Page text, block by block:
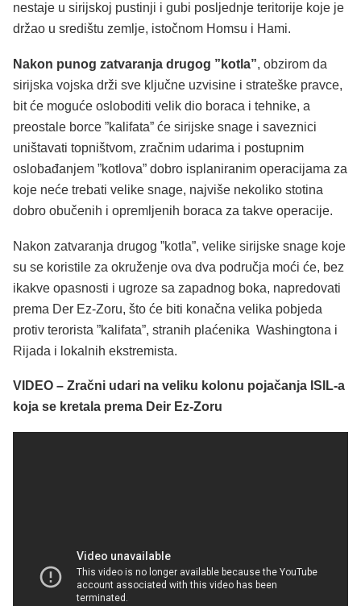
nestaje u sirijskoj pustinji i gubi posljednje teritorije koje je
držao u središtu zemlje, istočnom Homsu i Hami.
Nakon punog zatvaranja drugog ”kotla”, obzirom da
sirijska vojska drži sve ključne uzvisine i strateške pravce,
bit će moguće osloboditi velik dio boraca i tehnike, a
preostale borce ”kalifata” će sirijske snage i saveznici
uništavati topništvom, zračnim udarima i postupnim
oslobađanjem ”kotlova” dobro isplaniranim operacijama za
koje neće trebati velike snage, najviše nekoliko stotina
dobro obučenih i opremljenih boraca za takve operacije.
Nakon zatvaranja drugog ”kotla”, velike sirijske snage koje
su se koristile za okruženje ova dva područja moći će, bez
ikakve opasnosti i ugroze sa zapadnog boka, napredovati
prema Der Ez-Zoru, što će biti konačna velika pobjeda
protiv terorista ”kalifata”, stranih plaćenika Washingtona i
Rijada i lokalnih ekstremista.
VIDEO – Zračni udari na veliku kolonu pojačanja ISIL-a
koja se kretala prema Deir Ez-Zoru